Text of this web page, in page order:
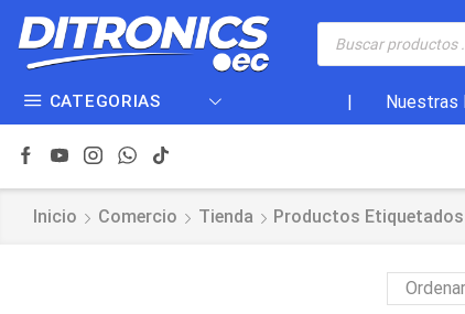
CATEGORIAS Nuestras
Inicio Comercio Tienda Productos Etiquetados